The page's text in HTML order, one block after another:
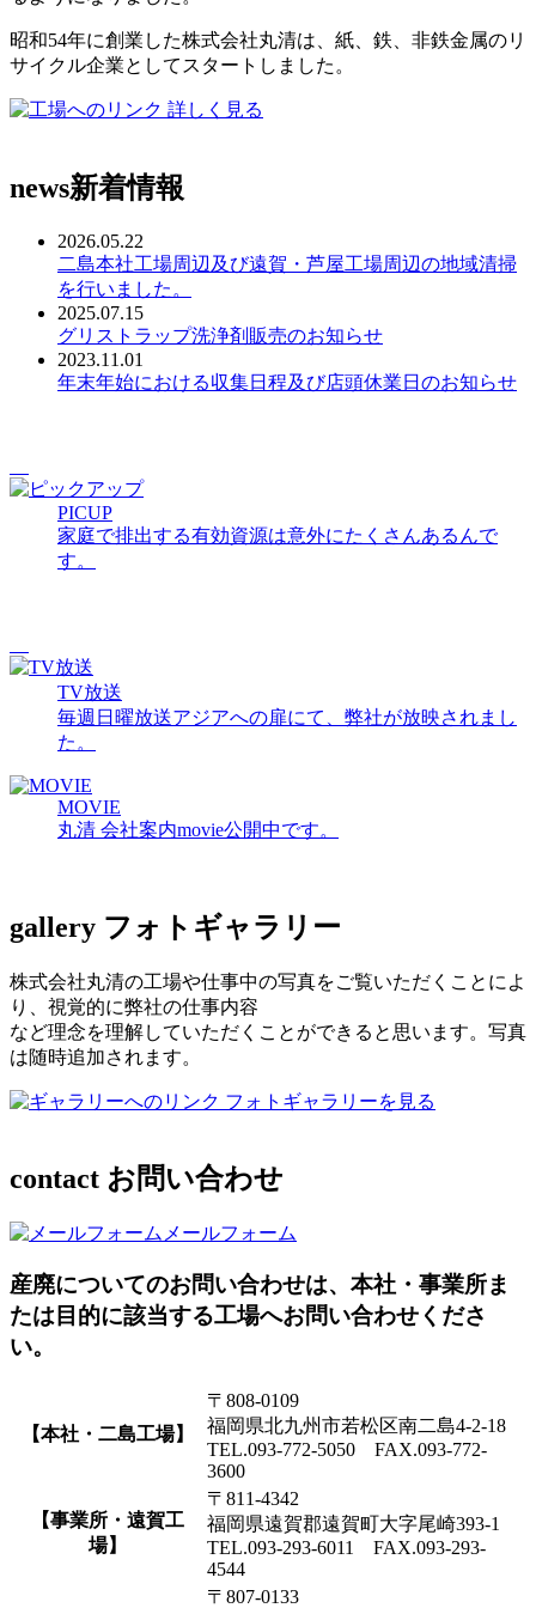
昭和54年に創業した株式会社丸清は、紙、鉄、非鉄金属のリ
サイクル企業としてスタートしました。
詳しく見る
news新着情報
2026.05.22
二島本社工場周辺及び遠賀・芦屋工場周辺の地域清掃
を行いました。
2025.07.15
グリストラップ洗浄剤販売のお知らせ
2023.11.01
年末年始における収集日程及び店頭休業日のお知らせ
PICUP
家庭で排出する有効資源は意外にたくさんあるんで
す。
TV放送
毎週日曜放送アジアへの扉にて、弊社が放映されまし
た。
MOVIE
丸清 会社案内movie公開中です。
gallery フォトギャラリー
株式会社丸清の工場や仕事中の写真をご覧いただくことによ
り、視覚的に弊社の仕事内容
など理念を理解していただくことができると思います。写真
は随時追加されます。
フォトギャラリーを見る
contact お問い合わせ
メールフォーム
産廃についてのお問い合わせは、本社・事業所ま
たは目的に該当する工場へお問い合わせくださ
い。
【本社・二島工場】
〒808-0109
福岡県北九州市若松区南二島4-2-18
TEL.093-772-5050 FAX.093-772-
3600
【事業所・遠賀工
場】
〒811-4342
福岡県遠賀郡遠賀町大字尾崎393-1
TEL.093-293-6011 FAX.093-293-
4544
〒807-0133